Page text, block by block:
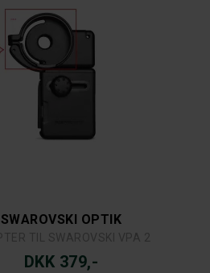
SWAROVSKI OPTIK
DKK 379,-